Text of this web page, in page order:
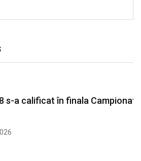
în finala Campionatului